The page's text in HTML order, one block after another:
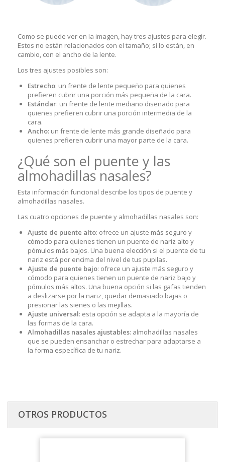
Como se puede ver en la imagen, hay tres ajustes para elegir.
Estos no están relacionados con el tamaño; sí lo están, en
cambio, con el ancho de la lente.
Los tres ajustes posibles son:
Estrecho: un frente de lente pequeño para quienes
prefieren cubrir una porción más pequeña de la cara.
Estándar: un frente de lente mediano diseñado para
quienes prefieren cubrir una porción intermedia de la
cara.
Ancho: un frente de lente más grande diseñado para
quienes prefieren cubrir una mayor parte de la cara.
¿Qué son el puente y las
almohadillas nasales?
Esta información funcional describe los tipos de puente y
almohadillas nasales.
Las cuatro opciones de puente y almohadillas nasales son:
Ajuste de puente alto: ofrece un ajuste más seguro y
cómodo para quienes tienen un puente de nariz alto y
pómulos más bajos. Una buena elección si el puente de tu
nariz está por encima del nivel de tus pupilas.
Ajuste de puente bajo: ofrece un ajuste más seguro y
cómodo para quienes tienen un puente de nariz bajo y
pómulos más altos. Una buena opción si las gafas tienden
a deslizarse por la nariz, quedar demasiado bajas o
presionar las sienes o las mejillas.
Ajuste universal: esta opción se adapta a la mayoría de
las formas de la cara.
Almohadillas nasales ajustables: almohadillas nasales
que se pueden ensanchar o estrechar para adaptarse a
la forma específica de tu nariz.
OTROS PRODUCTOS